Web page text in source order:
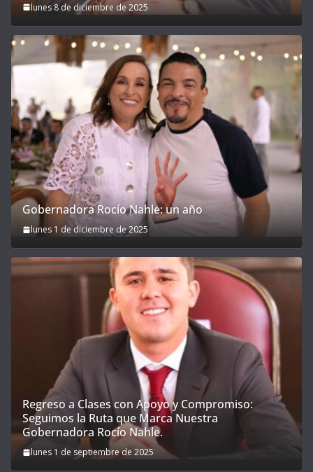
lunes 8 de diciembre de 2025
Gobernadora Rocío Nahle: un año
lunes 1 de diciembre de 2025
Regreso a Clases con Apoyo y Compromiso:
Seguimos la Ruta que Marca Nuestra
Gobernadora Rocío Nahle.
lunes 1 de septiembre de 2025